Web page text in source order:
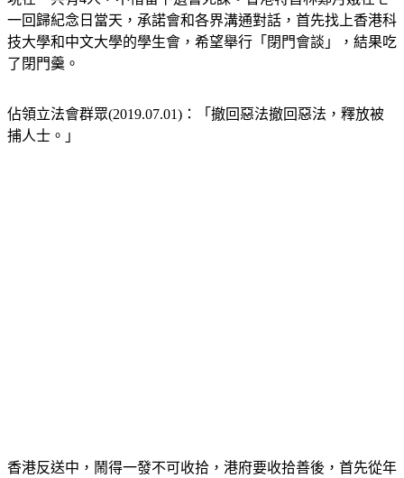
現在一共有4人，不惜留下遺書死諫。香港特首林鄭月娥在七
一回歸紀念日當天，承諾會和各界溝通對話，首先找上香港科
技大學和中文大學的學生會，希望舉行「閉門會談」，結果吃
佔領立法會群眾(2019.07.01)：「撤回惡法撤回惡法，釋放被